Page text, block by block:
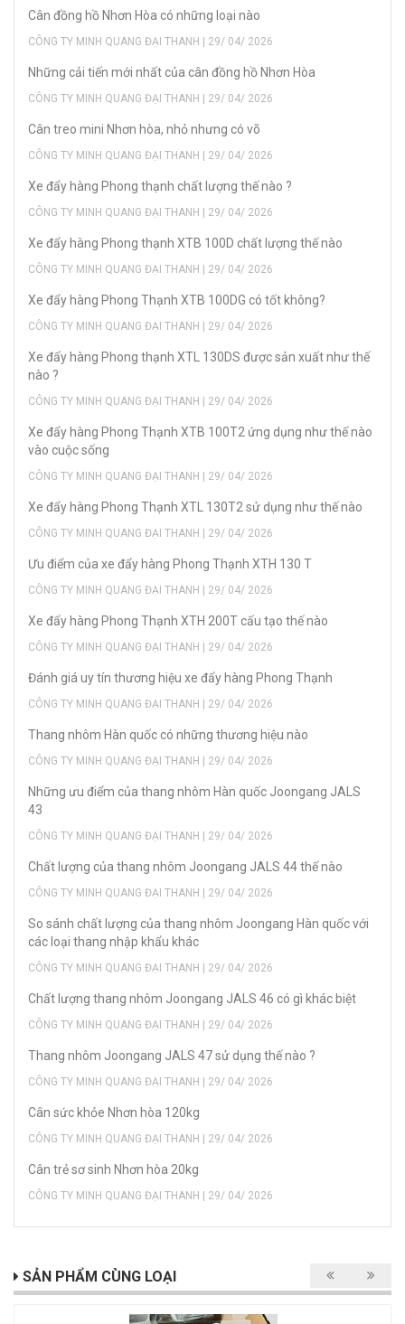
Cân đồng hồ Nhơn Hòa có những loại nào
CÔNG TY MINH QUANG ĐẠI THANH | 29/ 04/ 2026
Những cải tiến mới nhất của cân đồng hồ Nhơn Hòa
CÔNG TY MINH QUANG ĐẠI THANH | 29/ 04/ 2026
Cân treo mini Nhơn hòa, nhỏ nhưng có võ
CÔNG TY MINH QUANG ĐẠI THANH | 29/ 04/ 2026
Xe đẩy hàng Phong thạnh chất lượng thế nào ?
CÔNG TY MINH QUANG ĐẠI THANH | 29/ 04/ 2026
Xe đẩy hàng Phong thạnh XTB 100D chất lượng thế nào
CÔNG TY MINH QUANG ĐẠI THANH | 29/ 04/ 2026
Xe đẩy hàng Phong Thạnh XTB 100DG có tốt không?
CÔNG TY MINH QUANG ĐẠI THANH | 29/ 04/ 2026
Xe đẩy hàng Phong thạnh XTL 130DS được sản xuất như thế
nào ?
CÔNG TY MINH QUANG ĐẠI THANH | 29/ 04/ 2026
Xe đẩy hàng Phong Thạnh XTB 100T2 ứng dụng như thế nào
vào cuộc sống
CÔNG TY MINH QUANG ĐẠI THANH | 29/ 04/ 2026
Xe đẩy hàng Phong Thạnh XTL 130T2 sử dụng như thế nào
CÔNG TY MINH QUANG ĐẠI THANH | 29/ 04/ 2026
Ưu điểm của xe đẩy hàng Phong Thạnh XTH 130 T
CÔNG TY MINH QUANG ĐẠI THANH | 29/ 04/ 2026
Xe đẩy hàng Phong Thạnh XTH 200T cấu tạo thế nào
CÔNG TY MINH QUANG ĐẠI THANH | 29/ 04/ 2026
Đánh giá uy tín thương hiệu xe đẩy hàng Phong Thạnh
CÔNG TY MINH QUANG ĐẠI THANH | 29/ 04/ 2026
Thang nhôm Hàn quốc có những thương hiệu nào
CÔNG TY MINH QUANG ĐẠI THANH | 29/ 04/ 2026
Những ưu điểm của thang nhôm Hàn quốc Joongang JALS
43
CÔNG TY MINH QUANG ĐẠI THANH | 29/ 04/ 2026
Chất lượng của thang nhôm Joongang JALS 44 thế nào
CÔNG TY MINH QUANG ĐẠI THANH | 29/ 04/ 2026
So sánh chất lượng của thang nhôm Joongang Hàn quốc với
các loại thang nhập khẩu khác
CÔNG TY MINH QUANG ĐẠI THANH | 29/ 04/ 2026
Chất lượng thang nhôm Joongang JALS 46 có gì khác biệt
CÔNG TY MINH QUANG ĐẠI THANH | 29/ 04/ 2026
Thang nhôm Joongang JALS 47 sử dụng thế nào ?
CÔNG TY MINH QUANG ĐẠI THANH | 29/ 04/ 2026
Cân sức khỏe Nhơn hòa 120kg
CÔNG TY MINH QUANG ĐẠI THANH | 29/ 04/ 2026
Cân trẻ sơ sinh Nhơn hòa 20kg
CÔNG TY MINH QUANG ĐẠI THANH | 29/ 04/ 2026
SẢN PHẨM CÙNG LOẠI